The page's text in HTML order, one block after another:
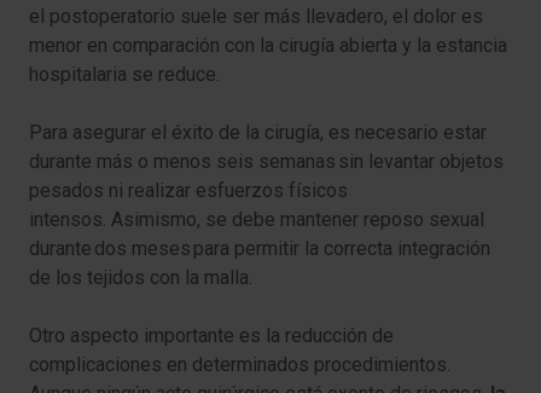
el postoperatorio suele ser más llevadero, el dolor es
menor en comparación con la cirugía abierta y la estancia
hospitalaria se reduce.
Para asegurar el éxito de la cirugía, es necesario estar
durante más o menos seis semanas sin levantar objetos
pesados ni realizar esfuerzos físicos
intensos. Asimismo, se debe mantener reposo sexual
durante dos meses para permitir la correcta integración
de los tejidos con la malla.
Otro aspecto importante es la reducción de
complicaciones en determinados procedimientos.